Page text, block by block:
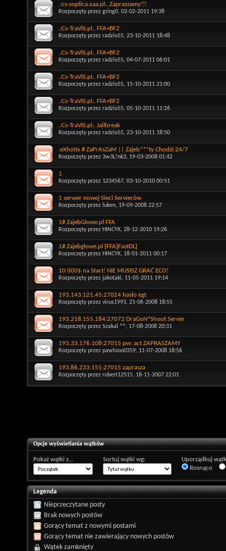
.:cs-soplica.xaa.pl:. Zapraszamy!!!
Rozpoczęty przez gring0, 02-02-2011 19:38
.:Cs-TraViS.pl:. FFA+BF2
Rozpoczęty przez radzio55, 23-10-2011 18:48
.:Cs-TraViS.pl:. FFA+BF2
Rozpoczęty przez radzio55, 04-07-2011 06:01
.:Cs-TraViS.pl:. FFA+BF2
Rozpoczęty przez radzio55, 15-10-2011 21:00
.:Cs-TraViS.pl:. FFA+BF2
Rozpoczęty przez radzio55, 05-10-2011 11:26
.:Cs-TraViS.pl:. Jailbreak
Rozpoczęty przez radzio55, 23-10-2011 18:50
.eXhotix # ZaPrAsZaM || Zajeb***ty Chodzi 24/7
Rozpoczęty przez 3w3L!nk3, 19-03-2008 01:42
1
Rozpoczęty przez 1234567, 03-10-2010 00:51
1 serwer nowej Sieci Serwerów
Rozpoczęty przez luken, 19-09-2008 22:57
1# ZajebGlowe.pl FFA
Rozpoczęty przez HINCYK, 28-12-2010 19:26
1# Zajebglowe.pl [FFA]FastDL]
Rozpoczęty przez HINCYK, 18-01-2011 00:17
10 000$ na Start! NIE MUSISZ GRAĆ ECO!
Rozpoczęty przez jakotaki, 11-05-2011 19:14
193.143.121.45:27024 haslo egt
Rozpoczęty przez virus1993, 21-06-2008 18:55
193.218.155.184:27072 DraGoN^Shoot Server
Rozpoczęty przez Szakal ^^, 17-08-2008 20:31
193.33.176.108:27015 pw: act ZAPRASZAMY
Rozpoczęty przez pawlooo0359, 11-07-2008 18:56
193.86.233.155:27015 zaprasza
Rozpoczęty przez robert12515, 18-11-2007 22:01
Opcje wyświetlania wątków
Pokaż wątki z... Sortuj wątki wg:
Uporządkuj
Rosnąco
Legenda
Nieprzeczytane posty
Brak nowych postów
Gorący temat z nowymi postami
Gorący temat nie zawierający nowych postów
Wątek zamknięty